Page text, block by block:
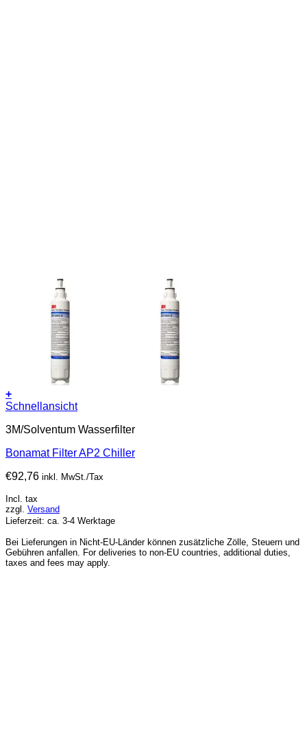
+
Schnellansicht
3M/Solventum Wasserfilter
Bonamat Filter AP2 Chiller
€92,76 inkl. MwSt./Tax
Incl. tax
zzgl. Versand
Lieferzeit: ca. 3-4 Werktage
Bei Lieferungen in Nicht-EU-Länder können zusätzliche Zölle, Steuern und
Gebühren anfallen. For deliveries to non-EU countries, additional duties,
taxes and fees may apply.